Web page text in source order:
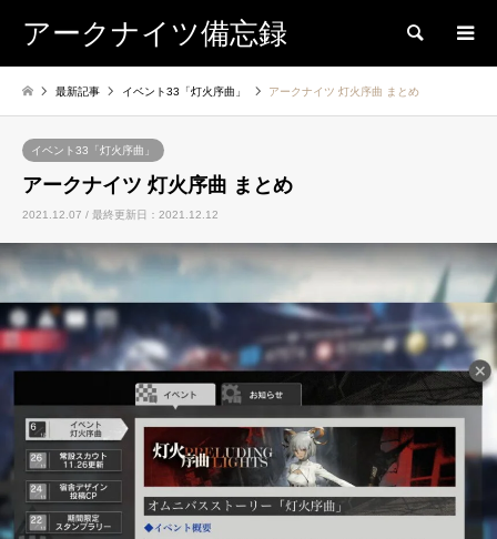
アークナイツ備忘録 検索
最新記事 イベント33「灯火序曲」 アークナイツ 灯火序曲 まとめ
イベント33「灯火序曲」
アークナイツ 灯火序曲 まとめ
2021.12.07 / 最終更新日：2021.12.12